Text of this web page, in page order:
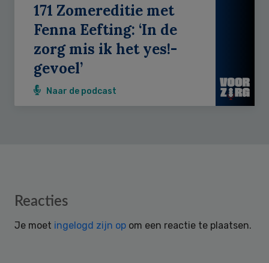
171 Zomereditie met
Fenna Eefting: ‘In de
zorg mis ik het yes!-
gevoel’
Naar de podcast
Reader
Reacties
Je moet ingelogd zijn op om een reactie te plaatsen.